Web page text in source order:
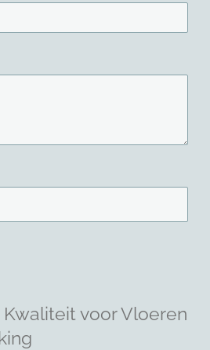
voor Vloeren